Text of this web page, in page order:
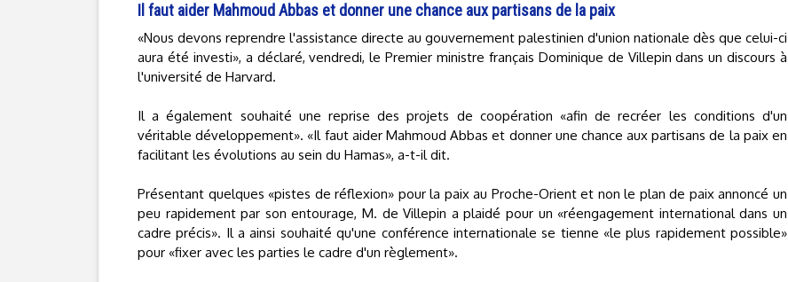
Il faut aider Mahmoud Abbas et donner une chance aux partisans de la paix
«Nous devons reprendre l'assistance directe au gouvernement palestinien d'union nationale dès que celui-ci
aura été investi», a déclaré, vendredi, le Premier ministre français Dominique de Villepin dans un discours à
l'université de Harvard.
Il a également souhaité une reprise des projets de coopération «afin de recréer les conditions d'un
véritable développement». «Il faut aider Mahmoud Abbas et donner une chance aux partisans de la paix en
facilitant les évolutions au sein du Hamas», a-t-il dit.
Présentant quelques «pistes de réflexion» pour la paix au Proche-Orient et non le plan de paix annoncé un
peu rapidement par son entourage, M. de Villepin a plaidé pour un «réengagement international dans un
cadre précis». Il a ainsi souhaité qu'une conférence internationale se tienne «le plus rapidement possible»
pour «fixer avec les parties le cadre d'un règlement».